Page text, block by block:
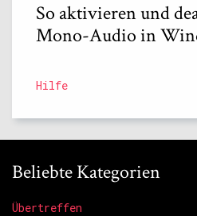
So aktivieren und
Mono-Audio in
Hilfe
Beliebte Kategorien
Übertreffen